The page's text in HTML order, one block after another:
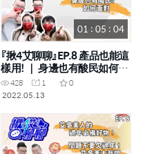
01 : 05 : 04
『揪4艾聊聊』EP.8 產品也能這
樣用! ｜ 身邊也有酸民如何面
對428 1
0
2022.05.13